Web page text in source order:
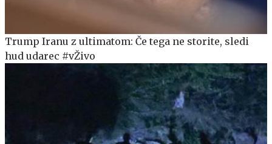
Trump Iranu z ultimatom: Če tega ne storite, sledi
hud udarec #vŽivo